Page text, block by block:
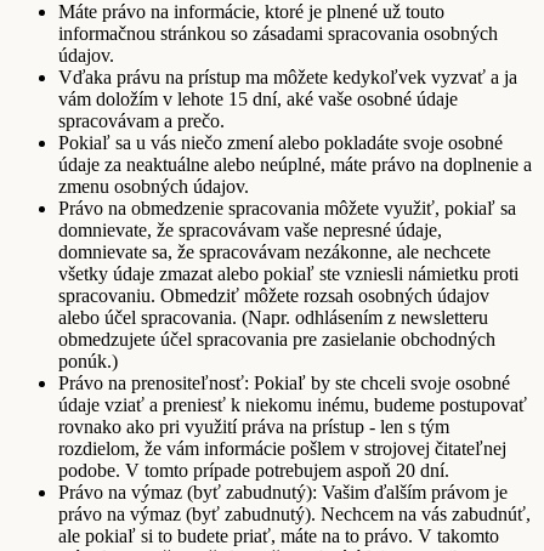
Máte právo na informácie, ktoré je plnené už touto
informačnou stránkou so zásadami spracovania osobných
údajov.
Vďaka právu na prístup ma môžete kedykoľvek vyzvať a ja
vám doložím v lehote 15 dní, aké vaše osobné údaje
spracovávam a prečo.
Pokiaľ sa u vás niečo zmení alebo pokladáte svoje osobné
údaje za neaktuálne alebo neúplné, máte právo na doplnenie a
zmenu osobných údajov.
Právo na obmedzenie spracovania môžete využiť, pokiaľ sa
domnievate, že spracovávam vaše nepresné údaje,
domnievate sa, že spracovávam nezákonne, ale nechcete
všetky údaje zmazat alebo pokiaľ ste vzniesli námietku proti
spracovaniu. Obmedziť môžete rozsah osobných údajov
alebo účel spracovania. (Napr. odhlásením z newsletteru
obmedzujete účel spracovania pre zasielanie obchodných
ponúk.)
Právo na prenositeľnosť: Pokiaľ by ste chceli svoje osobné
údaje vziať a preniesť k niekomu inému, budeme postupovať
rovnako ako pri využití práva na prístup - len s tým
rozdielom, že vám informácie pošlem v strojovej čitateľnej
podobe. V tomto prípade potrebujem aspoň 20 dní.
Právo na výmaz (byť zabudnutý): Vašim ďalším právom je
právo na výmaz (byť zabudnutý). Nechcem na vás zabudnúť,
ale pokiaľ si to budete priať, máte na to právo. V takomto